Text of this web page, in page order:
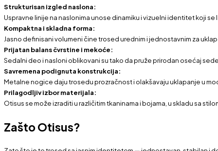
Strukturisan izgled naslona:
Uspravne linije na naslonima unose dinamiku i vizuelni identitet koji se
Kompaktna i skladna forma:
Jasno definisani volumeni čine trosed urednim i jednostavnim za
Prijatan balans čvrstine i mekoće:
Sedalni deo i nasloni oblikovani su tako da pruže prirodan osećaj
Savremena podignuta konstrukcija:
Metalne nogice daju trosedu prozračnost i olakšavaju uklapanje u
Prilagodljiv izbor materijala:
Otisus se može izraditi u različitim tkaninama i bojama, u skladu sa
Zašto Otisus?